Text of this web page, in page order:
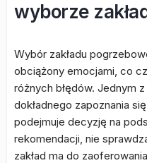
wyborze
Wybór zakładu
obciążony emocjami, co
różnych błędów. Jednym
dokładnego zapoznania
podejmuje decyzję na
rekomendacji, nie
zakład ma do